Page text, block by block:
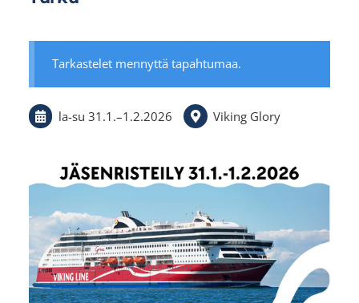
Tarkastelet mennyttä tapahtumaa.
la-su 31.1.–1.2.2026 Viking Glory